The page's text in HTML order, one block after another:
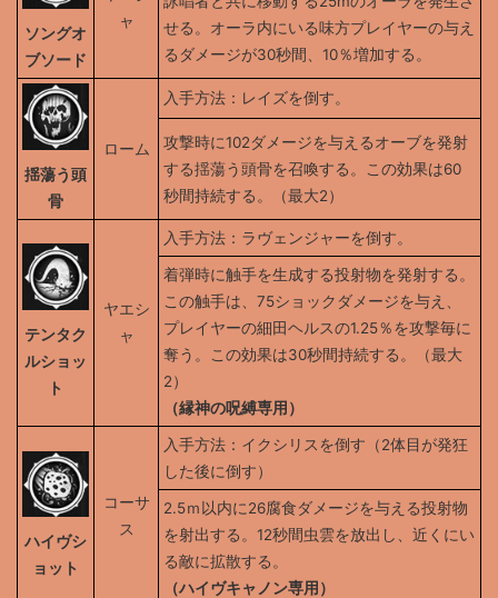
ソングオ
ブソード
ャ
せる。オーラ内にいる味方プレイヤーの与え
るダメージが30秒間、10％増加する。
揺蕩う頭
骨
ローム
入手方法：レイズを倒す。
攻撃時に102ダメージを与えるオーブを発射
する揺蕩う頭骨を召喚する。この効果は60
秒間持続する。（最大2）
テンタク
ルショッ
ト
ヤエシ
ャ
入手方法：ラヴェンジャーを倒す。
着弾時に触手を生成する投射物を発射する。
この触手は、75ショックダメージを与え、
プレイヤーの細田ヘルスの1.25％を攻撃毎に
奪う。この効果は30秒間持続する。（最大
2）
（縁神の呪縛専用）
ハイヴシ
ョット
コーサ
ス
入手方法：イクシリスを倒す（2体目が発狂
した後に倒す）
2.5ｍ以内に26腐食ダメージを与える投射物
を射出する。12秒間虫雲を放出し、近くにい
る敵に拡散する。
（ハイヴキャノン専用）